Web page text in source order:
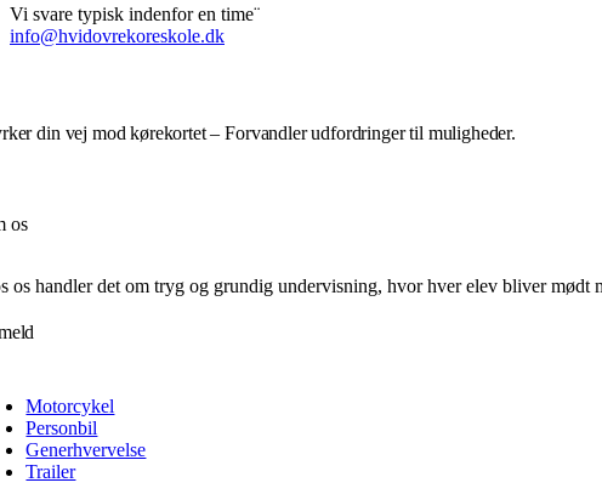
Vi svare typisk indenfor en time¨
info@hvidovrekoreskole.dk
din vej mod kørekortet – Forvandler udfordringer til muligheder.
os
os handler det om tryg og grundig undervisning, hvor hver elev bliver mødt
Motorcykel
Personbil
Generhvervelse
Trailer